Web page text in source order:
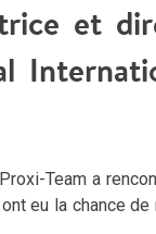
et
Team a
ont eu la chance de